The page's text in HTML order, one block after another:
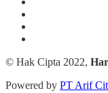
© Hak Cipta 2022,
Powered by PT Arif